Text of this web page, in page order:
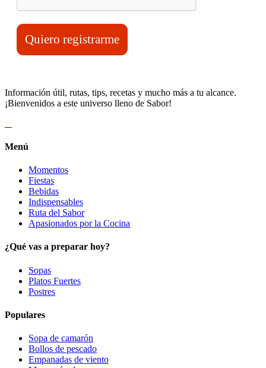
Quiero registrarme
Información útil, rutas, tips, recetas y mucho más a tu alcance.
¡Bienvenidos a este universo lleno de Sabor!
Menú
Momentos
Fiestas
Bebidas
Indispensables
Ruta del Sabor
Apasionados por la Cocina
¿Qué vas a preparar hoy?
Sopas
Platos Fuertes
Postres
Populares
Sopa de camarón
Bollos de pescado
Empanadas de viento